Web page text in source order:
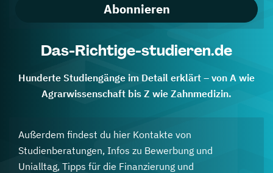
Abonnieren
Das-Richtige-studieren.de
Hunderte Studiengänge im Detail erklärt – von A wie
Agrarwissenschaft bis Z wie Zahnmedizin.
Außerdem findest du hier Kontakte von
Studienberatungen, Infos zu Bewerbung und
Unialltag, Tipps für die Finanzierung und